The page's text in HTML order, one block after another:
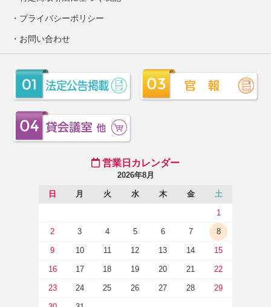
プライバシーポリシー
お問い合わせ
営業日カレンダー
2026年8月
日 月 火 水 木 金 土
1
2 3 4 5 6 7 8
9 10 11 12 13 14 15
16 17 18 19 20 21 22
23 24 25 26 27 28 29